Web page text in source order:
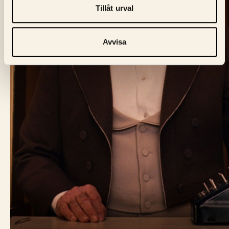
Tillåt urval
Avvisa
Skeppargatan 60,
biljett@biofagelbla.se
Allmänt:
mail@biofagelbla.se
Event:
event@biofagelbla.se
ÖPPETTIDER
Biografen öppnar 30 min innan dagens första visning.
NYHETSBREV
E-Postaddress
Skicka